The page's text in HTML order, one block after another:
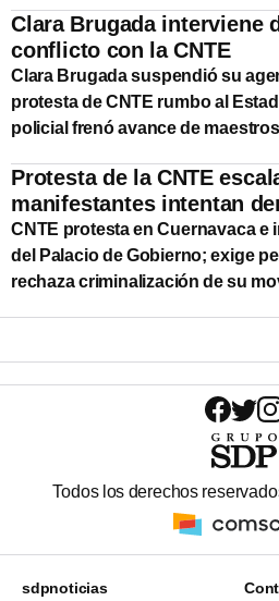
Clara Brugada interviene
conflicto con la CNTE
Clara Brugada suspendió su
protesta de CNTE rumbo al
policial frenó avance de
Protesta de la CNTE
manifestantes intentan
CNTE protesta en Cuernavaca e
del Palacio de Gobierno; exige
rechaza criminalización de su
Todos los derechos
sdpnoticias